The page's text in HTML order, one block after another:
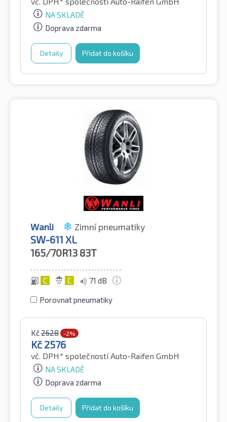
NA SKLADĚ
Doprava zdarma
Detaily Přidat do košíku
Wanli Zimní pneumatiky
SW-611 XL
165/70R13 83T
C C 71 dB
Porovnat pneumatiky
Kč2628 -2%
Kč 2576
vč. DPH* společností Auto-Raifen GmbH
NA SKLADĚ
Doprava zdarma
Detaily Přidat do košíku